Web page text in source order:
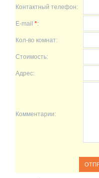
Контактный телефон:
E-mail *:
Кол-во комнат:
Стоимость:
Адрес:
Комментарии: